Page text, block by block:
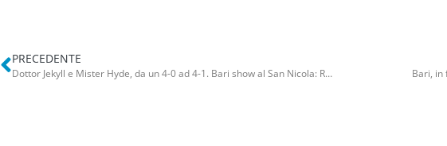
PRECEDENTE
Dottor Jekyll e Mister Hyde, da un 4-0 ad 4-1. Bari show al San Nicola: Reggiana demolita